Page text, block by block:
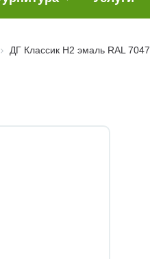
ДГ Классик Н2 эмаль RAL 7047